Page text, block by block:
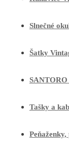
Slnečné
Šatky
Tašky a